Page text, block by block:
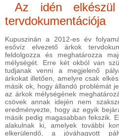
Az idén
tervdokumentációja
Kupuszinán a 2012-es év
esővíz elvezető árkok
feldolgozza és meghatározza
mélységét. Erre két okból van
tudjanak venni a megjelenő
árkokat illetően, amelyre csak
másik ok, hogy állandó problémát
az árkok mélységének
csövek annak idején nem
eredményezte, hogy az egyik
másik pedig magasabban fekszik.
alakulnak ki, amelyek további
elkerülendő, a jóváhagyott